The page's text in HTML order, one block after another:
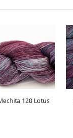
120 Lotus